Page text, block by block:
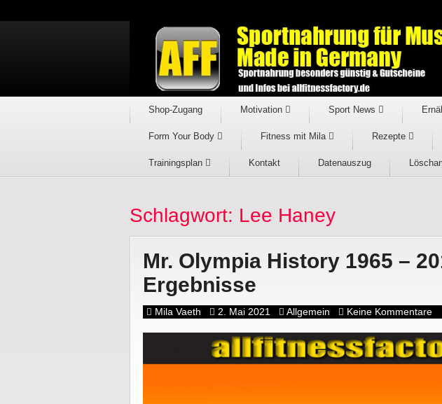
Shop-Zugang Motivation Sport News
Form Your Body Fitness mit Mila Rezepte
Trainingsplan Kontakt Datenauszug
Schlagwort: Lee Haney
Mr. Olympia History 1965 –
Ergebnisse
Mila Vaeth 2. Mai 2021 Allgemein Keine Kommentare